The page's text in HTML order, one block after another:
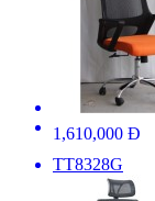
1,610,000 Đ
TT8328G